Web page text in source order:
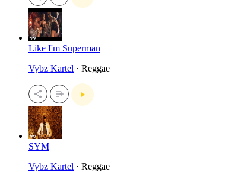
Like I'm Superman
Vybz Kartel · Reggae
SYM
Vybz Kartel · Reggae